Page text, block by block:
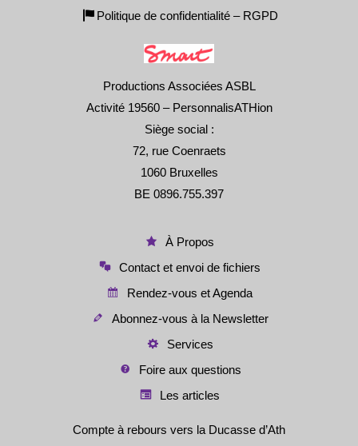
Politique de confidentialité – RGPD
Productions Associées ASBL
Activité 19560 – PersonnalisATHion
Siège social :
72, rue Coenraets
1060 Bruxelles
BE 0896.755.397
À Propos
Contact et envoi de fichiers
Rendez-vous et Agenda
Abonnez-vous à la Newsletter
Services
Foire aux questions
Les articles
Compte à rebours vers la Ducasse d’Ath